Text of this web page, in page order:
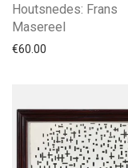
Houtsnedes: Frans
Masereel
€60.00